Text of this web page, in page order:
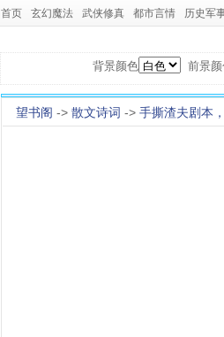
首页 玄幻魔法 武侠修真 都市言情 历史军
背景颜色 前景
望书阁 -> 散文诗词 -> 手撕渣夫剧本